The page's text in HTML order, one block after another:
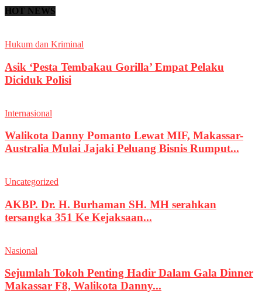
HOT NEWS
Hukum dan Kriminal
Asik ‘Pesta Tembakau Gorilla’ Empat Pelaku
Diciduk Polisi
Internasional
Walikota Danny Pomanto Lewat MIF, Makassar-
Australia Mulai Jajaki Peluang Bisnis Rumput...
Uncategorized
AKBP. Dr. H. Burhaman SH. MH serahkan
tersangka 351 Ke Kejaksaan...
Nasional
Sejumlah Tokoh Penting Hadir Dalam Gala Dinner
Makassar F8, Walikota Danny...